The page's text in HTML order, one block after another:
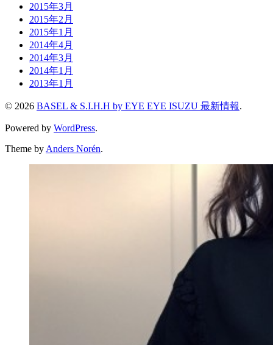
2015年3月
2015年2月
2015年1月
2014年4月
2014年3月
2014年1月
2013年1月
© 2026 BASEL & S.I.H.H by EYE EYE ISUZU 最新情報.
Powered by WordPress.
Theme by Anders Norén.